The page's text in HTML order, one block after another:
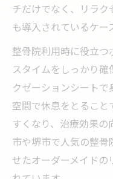
チだけでなく、リラ
も導入されているケー
整骨院利用時に役立
スタイムをしっかり
クゼーションシート
空間で休息をとるこ
すくなり、治療効果
市や堺市で人気の整
せたオーダーメイドの